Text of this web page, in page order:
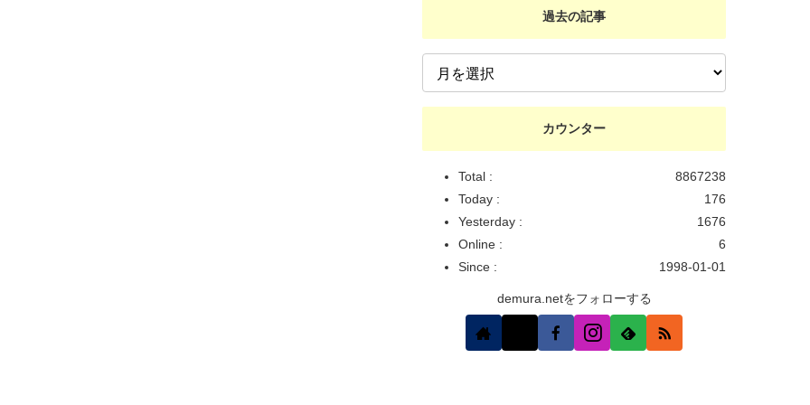
過去の記事
カウンター
8867238
Total :
176
Today :
1676
Yesterday :
6
Online :
1998-01-01
Since :
demura.netをフォローする